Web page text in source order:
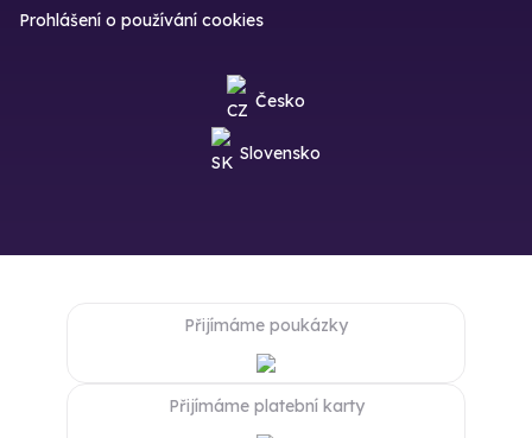
Prohlášení o používání cookies
Česko
Slovensko
Přijímáme poukázky
Přijímáme platební karty